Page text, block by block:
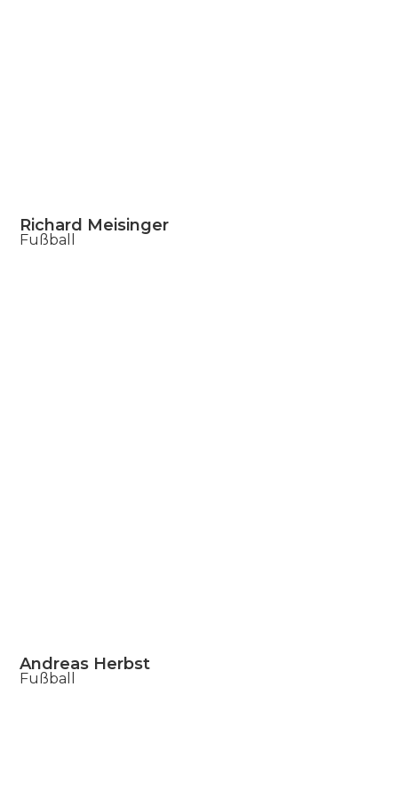
Richard Meisinger
Fußball
Andreas Herbst
Fußball